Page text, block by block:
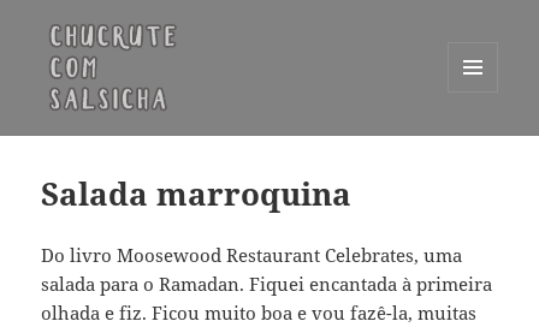
WIDGETS
Salada marroquina
Do livro Moosewood Restaurant Celebrates, uma
salada para o Ramadan. Fiquei encantada à primeira
olhada e fiz. Ficou muito boa e vou fazê-la, muitas